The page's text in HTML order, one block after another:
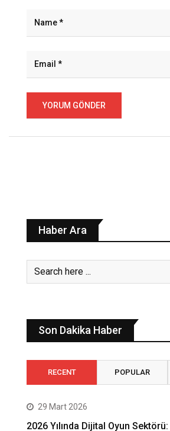
Haber Ara
Son Dakika Haber
RECENT POPULAR
29 Mart 2026
2026 Yılında Dijital Oyun